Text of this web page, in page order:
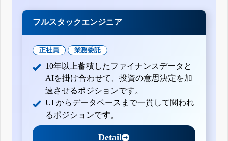
フルスタックエンジニア
正社員 業務委託
10年以上蓄積したファイナンスデータと
AIを掛け合わせて、投資の意思決定を加
速させるポジションです。
UI からデータベースまで一貫して関われ
るポジションです。
Detail